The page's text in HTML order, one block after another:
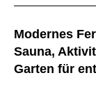
Modernes
Sauna,
Garten für